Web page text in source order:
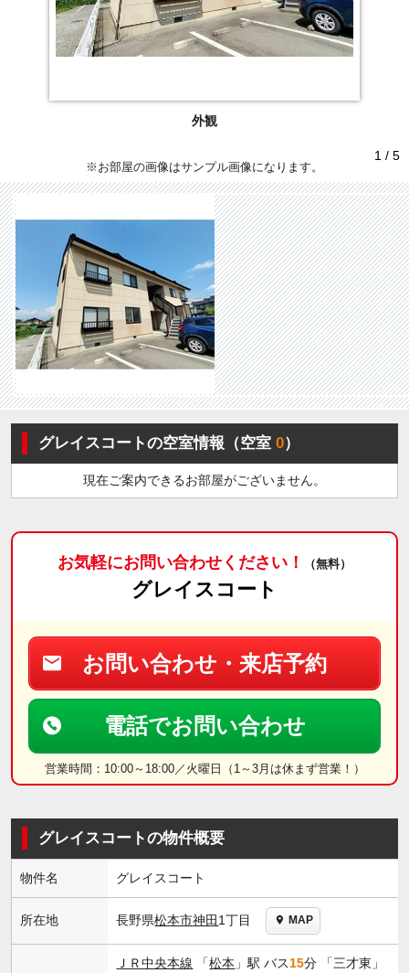
外観
1 / 5
※お部屋の画像はサンプル画像になります。
グレイスコートの空室情報（空室0）
現在ご案内できるお部屋がございません。
お気軽にお問い合わせください！ （無料）
グレイスコート
お問い合わせ・来店予約
電話でお問い合わせ
営業時間：10:00～18:00／火曜日（1～3月は休まず営業！）
グレイスコートの物件概要
物件名 グレイスコート
所在地 長野県松本市神田 1丁目 MAP
ＪＲ中央本線 「松本 」駅 バス15分 「三才東」